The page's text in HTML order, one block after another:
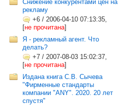
Снижение конкурентами цен на
рекламу
+6 / 2006-04-10 07:13:35,
[не прочитана]
Я - рекламный агент. Что
делать?
+7 / 2007-08-03 15:02:37,
[не прочитана]
Издана книга С.В. Сычева
"Фирменные стандарты
компании "ANY". 2020. 20 лет
спустя"